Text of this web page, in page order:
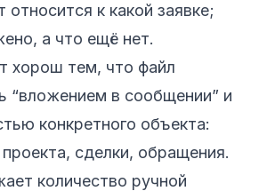
относится к какой заявке;
а что ещё нет.
хорош тем, что файл
“вложением в сообщении” и
конкретного объекта:
проекта, сделки, обращения.
количество ручной